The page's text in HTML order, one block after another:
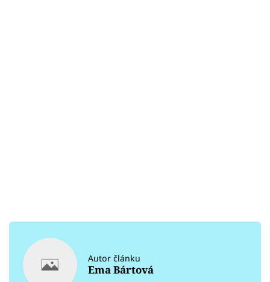
Autor článku
Ema Bártová